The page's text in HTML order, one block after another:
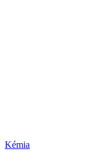
Kémia